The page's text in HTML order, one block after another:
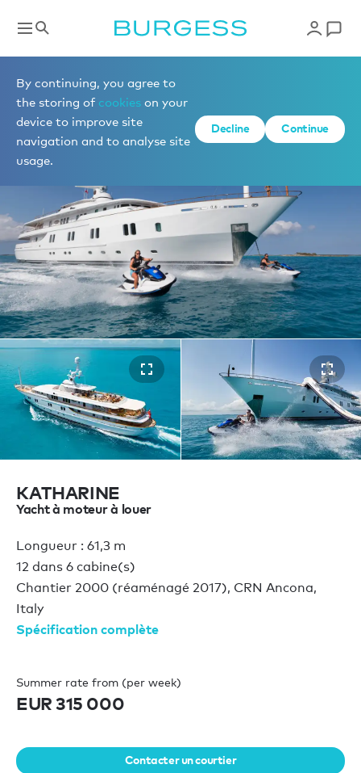
By continuing, you agree to
the storing of cookies on your
device to improve site
navigation and to analyse site
usage.
Decline Continue
Yachts à la location
1 de 42 photos
KATHARINE
Yacht à moteur à louer
Longueur : 61,3 m
12 dans 6 cabine(s)
Chantier 2000 (réaménagé 2017), CRN Ancona,
Italy
Spécification complète
Summer rate from (per week)
EUR 315 000
Contacter un courtier